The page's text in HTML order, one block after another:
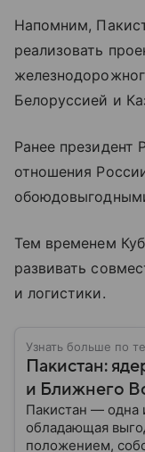
Напомним,
реализовать
Белоруссией и
Ранее президент
отношения
Тем временем
развивать
и логистики.
Узнать больше по
Пакистан:
и Ближнего
Пакистан — одна
обладающая
положением,